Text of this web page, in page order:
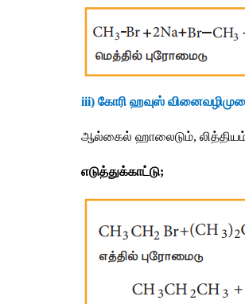
iii) கோரி ஹவுஸ்
ஆல்கைல் ஹாலைடும்,
எடுத்துக்காட்டு;